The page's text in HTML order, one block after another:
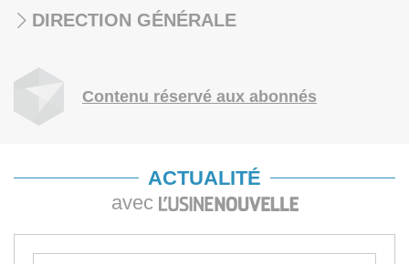
DIRECTION GÉNÉRALE
Contenu réservé aux abonnés
ACTUALITÉ
avec